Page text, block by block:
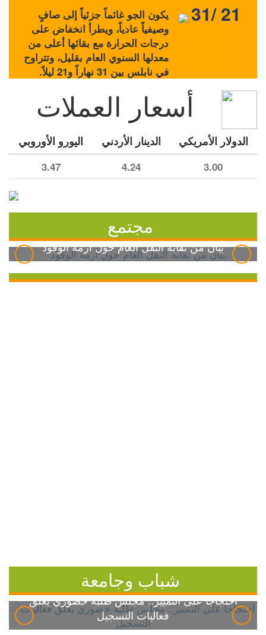
يكون الجو غائماً جزئياً إلى صافٍ
وصيفياً عادياً، ويطرأ انخفاض على
درجات الحرارة مع بقائها أعلى من
معدلها السنوي العام بقليل، وتتراوح
في نابلس بين 31 نهاراً و21 ليلاً.
31/ 21
أسعار العملات
الدولار الأمريكي الدينار الأردني اليورو الأوروبي
3.00
4.24
3.47
مجتمع
بيان من نقابة النقل العام حول أزمة الوقود
شباب وجامعة
احتجاجاً على التمييز.. مجلس طلبة خضوري يعلق
فعاليات التسجيل